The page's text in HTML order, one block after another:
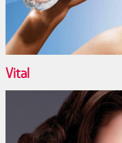
Vital